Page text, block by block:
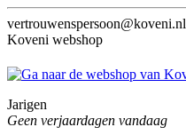
vertrouwenspersoon@koveni.nl
Koveni webshop
Jarigen
Geen verjaardagen vandaag